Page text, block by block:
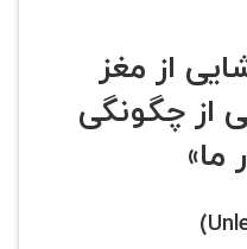
از مغز
از چگونگی
ما»